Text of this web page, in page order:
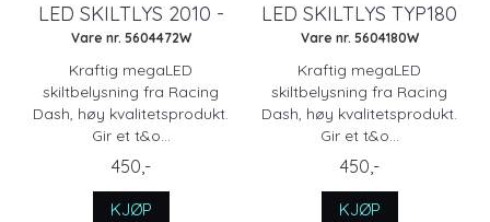
LED SKILTLYS 2010 -
Vare nr. 5604472W
Kraftig megaLED
skiltbelysning fra Racing
Dash, høy kvalitetsprodukt.
Gir et t&o...
450,-
KJØP
LED SKILTLYS TYP180
Vare nr. 5604180W
Kraftig megaLED
skiltbelysning fra Racing
Dash, høy kvalitetsprodukt.
Gir et t&o...
450,-
KJØP